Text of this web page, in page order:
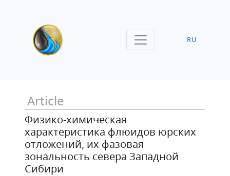
RU
Article
Физико-химическая
характеристика флюидов юрских
отложений, их фазовая
зональность севера Западной
Сибири